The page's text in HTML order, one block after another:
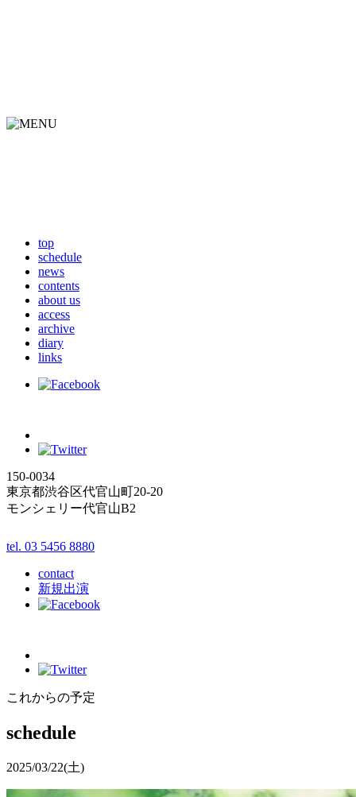
top
schedule
news
contents
about us
access
archive
diary
links
150-0034
東京都渋谷区代官山町20-20
モンシェリー代官山B2
tel. 03 5456 8880
contact
新規出演
これからの予定
schedule
2025/03/22(土)